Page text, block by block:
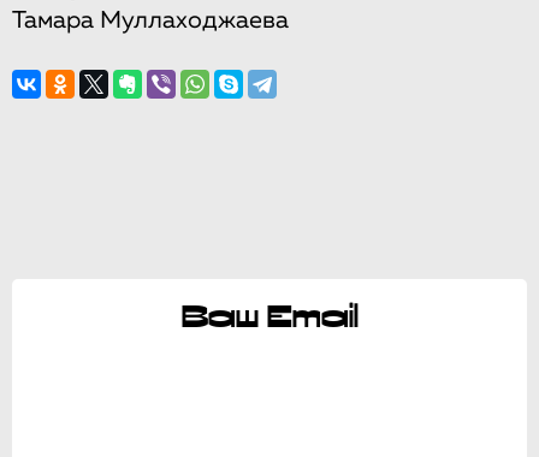
Тамара Муллаходжаева
Ваш Email